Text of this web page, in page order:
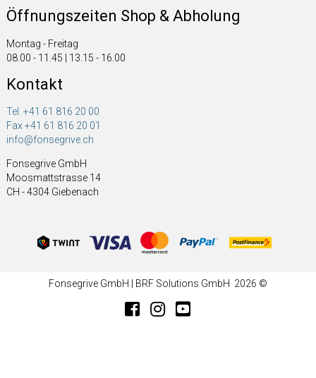
Öffnungszeiten Shop & Abholung
Montag - Freitag
08.00 - 11.45 | 13.15 - 16.00
Kontakt
Tel. +41 61 816 20 00
Fax +41 61 816 20 01
info@fonsegrive.ch
Fonsegrive GmbH
Moosmattstrasse 14
CH - 4304 Giebenach
Fonsegrive GmbH | BRF Solutions GmbH 2026 ©